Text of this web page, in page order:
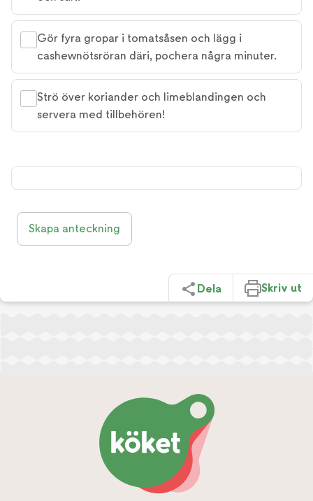
Gör fyra gropar i tomatsåsen och lägg i
cashewnötsröran däri, pochera några minuter.
Strö över koriander och limeblandingen och
servera med tillbehören!
Skapa anteckning
Dela Skriv ut